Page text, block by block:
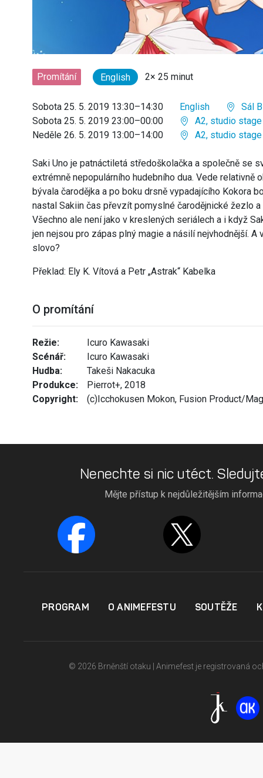
Promítání English 2× 25 minut
Sobota 25. 5. 2019 13:30–14:30 English
Sál
Sobota 25. 5. 2019 23:00–00:00
A2, studio stage
Neděle 26. 5. 2019 13:00–14:00
A2, studio stage
Saki Uno je patnáctiletá středoškolačka a společně se
extrémně nepopulárního hudebního dua. Vede relativně
bývala čarodějka a po boku drsně vypadajícího Kokora
nastal Sakiin čas převzít pomyslné čarodějnické žezlo
Všechno ale není jako v kreslených seriálech a i když
jen nejsou pro zápas plný magie a násilí nejvhodnější.
slovo?
Překlad: Ely K. Vítová a Petr „Astrak“ Kabelka
O promítání
Režie:
Icuro Kawasaki
Scénář:
Icuro Kawasaki
Hudba:
Takeši Nakacuka
Produkce:
Pierrot+, 2018
Copyright:
(c)Icchokusen Mokon, Fusion Product/
Nenechte si nic utéct.
Mějte přístup k nejdůležitějším
PROGRAM O ANIMEFESTU SOUTĚŽE
© 2026 Brněnští otaku | Animefest je registrovaná